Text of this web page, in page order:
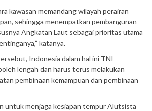
kawasan memandang wilayah perairan
sehingga menempatkan pembangunan
Angkatan Laut sebagai prioritas utama
katanya.
Indonesia dalam hal ini TNI
lengah dan harus terus melakukan
pembinaan kemampuan dan pembinaan
untuk menjaga kesiapan tempur Alutsista